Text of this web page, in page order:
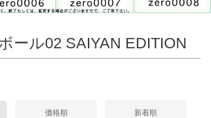
ール02 SAIYAN EDITION
価格順 新着順